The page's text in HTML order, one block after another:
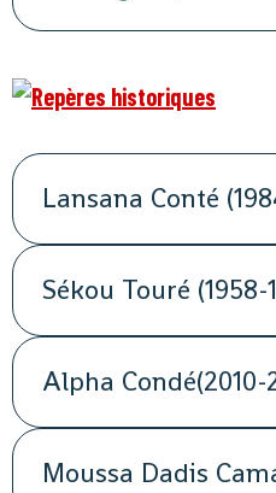
Lansana Conté
Sékou Touré (1958-
Alpha Condé(2010-
Moussa Dadis